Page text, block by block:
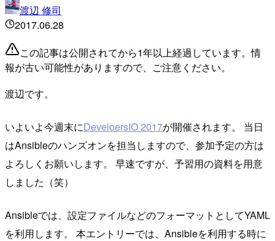
渡辺 修司
2017.06.28
この記事は公開されてから1年以上経過しています。情
報が古い可能性がありますので、ご注意ください。
渡辺です。
いよいよ今週末にDeveloersIO 2017が開催されます。 当日
はAnsibleのハンズオンを担当しますので、参加予定の方は
よろしくお願いします。 早速ですが、予習用の資料を用意
しました（笑）
Ansibleでは、設定ファイルなどのフォーマットとしてYAML
を利用します。 本エントリーでは、Ansibleを利用する時に